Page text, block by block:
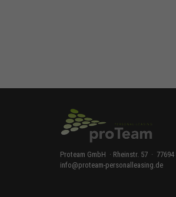
Proteam GmbH · Rheinstr. 57 · 77694
info@proteam-personalleasing.de